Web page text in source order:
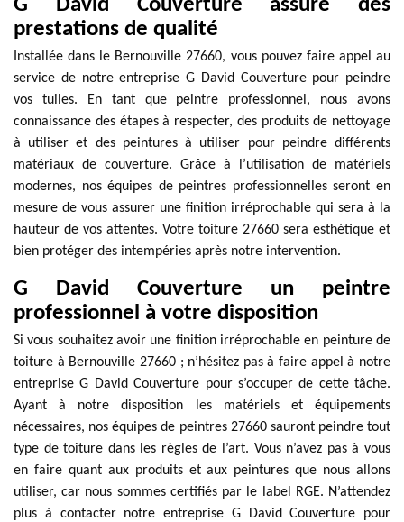
G David Couverture assure des
prestations de qualité
Installée dans le Bernouville 27660, vous pouvez faire appel au
service de notre entreprise G David Couverture pour peindre
vos tuiles. En tant que peintre professionnel, nous avons
connaissance des étapes à respecter, des produits de nettoyage
à utiliser et des peintures à utiliser pour peindre différents
matériaux de couverture. Grâce à l’utilisation de matériels
modernes, nos équipes de peintres professionnelles seront en
mesure de vous assurer une finition irréprochable qui sera à la
hauteur de vos attentes. Votre toiture 27660 sera esthétique et
bien protéger des intempéries après notre intervention.
G David Couverture un peintre
professionnel à votre disposition
Si vous souhaitez avoir une finition irréprochable en peinture de
toiture à Bernouville 27660 ; n’hésitez pas à faire appel à notre
entreprise G David Couverture pour s’occuper de cette tâche.
Ayant à notre disposition les matériels et équipements
nécessaires, nos équipes de peintres 27660 sauront peindre tout
type de toiture dans les règles de l’art. Vous n’avez pas à vous
en faire quant aux produits et aux peintures que nous allons
utiliser, car nous sommes certifiés par le label RGE. N’attendez
plus à contacter notre entreprise G David Couverture pour